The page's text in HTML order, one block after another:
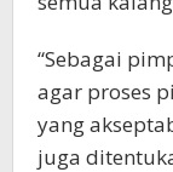
“Sebagai
agar proses
yang
juga